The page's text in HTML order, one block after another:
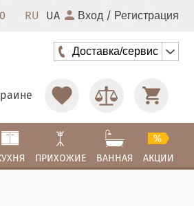
RU UA Вход / Регистрация
Доставка/сервис
ПРИХОЖИЕ ВАННАЯ АКЦИИ